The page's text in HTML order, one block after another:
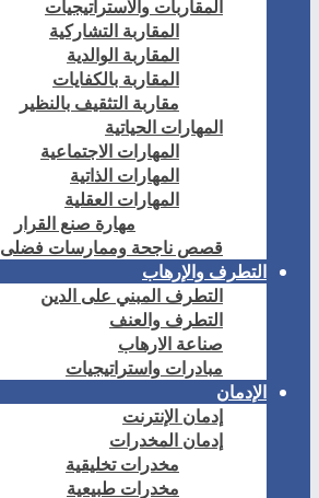
المقاربات والاستراتيجيات
المقاربة التشاركية
المقاربة الوالدية
المقاربة بالكفايات
مقاربة التثقيف بالنظير
المهارات الحياتية
المهارات الاجتماعية
المهارات الذاتية
المهارات العقلية
مهارة صنع القرار
قصص ناجحة وممارسات فضلى
التطرف والإرهاب
التطرف المبني على الدين
التطرف والعنف
صناعة الارهاب
مبادرات واستراتيجيات
الإدمان
إدمان الإنترنت
إدمان المخدرات
مخدرات تخليقية
مخدرات طبيعية